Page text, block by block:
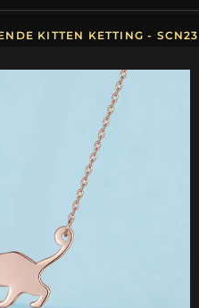
KITTEN KETTING -